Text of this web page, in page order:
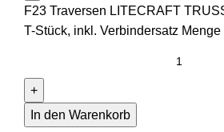
F23 Traversen LITECRAFT
T-Stück, inkl. Verbindersatz Menge
In den Warenkorb